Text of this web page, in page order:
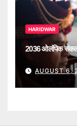
HARIDWAR
2036 ओलंपिक संकल्प
AUGUST 6,